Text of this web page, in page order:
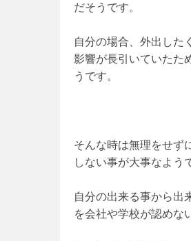
だそうです。
自分の場合、外出した
影響が長引いていたた
うです。
そんな時は無理をせず
しない事が大事なよう
自分の出来る事から出
を会社や学校が認めな